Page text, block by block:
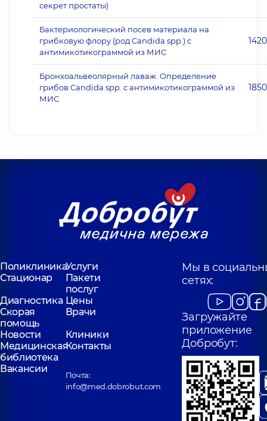
секрет простаты)
Бактериологический посев материала на
грибковую флору (род Candida spp.) с
антимикотикограммой из МИС
1420
Бронхоальвеолярный лаваж. Определение
грибов Candida spp. с антимикотикограммой из
МИС
1850
ПоликлиникаУслуги
Стационар
Пакети
послуг
Диагностика Цены
Скорая
помощь
Врачи
Новости
Клиники
Медицинская
библиотека
Контакты
Вакансии
Почта:
info@med.dobrobut.com
Мы в
сетях:
Загружайте
приложение
Добробут: